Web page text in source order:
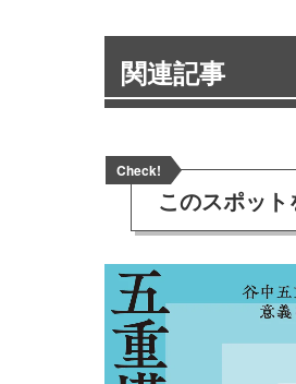
関連記事
Check!
このスポッ